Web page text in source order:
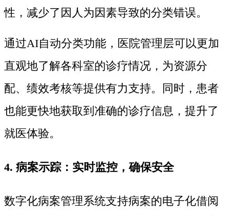
性，减少了因人为因素导致的分类错误。
通过AI自动分类功能，医院管理层可以更加
直观地了解各科室的诊疗情况，为资源分
配、绩效考核等提供有力支持。同时，患者
也能更快地获取到准确的诊疗信息，提升了
就医体验。
4. 病案示踪：实时监控，确保安全
数字化病案管理系统支持病案的电子化借阅